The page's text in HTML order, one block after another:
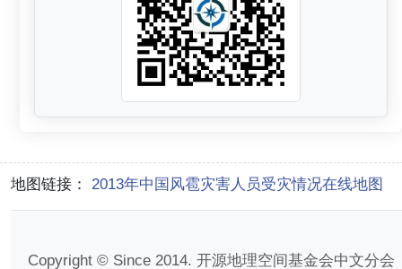
地图链接： 2013年中国风雹灾害人员受灾情况在线地图
Copyright © Since 2014. 开源地理空间基金会中文分会